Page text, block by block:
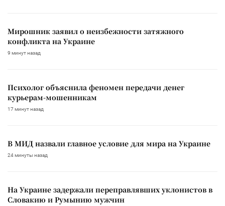
Мирошник заявил о неизбежности затяжного
конфликта на Украине
9 минут назад
Психолог объяснила феномен передачи денег
курьерам-мошенникам
17 минут назад
В МИД назвали главное условие для мира на Украине
24 минуты назад
На Украине задержали переправлявших уклонистов в
Словакию и Румынию мужчин